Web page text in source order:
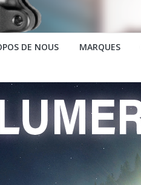
DE NOUS MARQUES